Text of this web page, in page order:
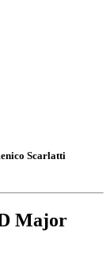
Scarlatti
Major